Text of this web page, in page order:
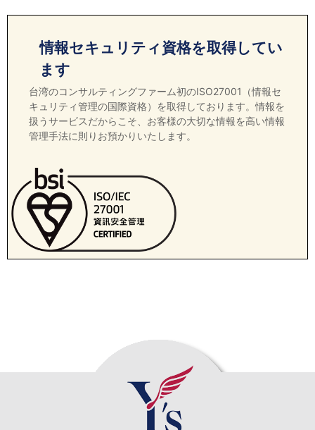
情報セキュリティ資格を取得してい
ます
台湾のコンサルティングファーム初のISO27001（情報セ
キュリティ管理の国際資格）を取得しております。情報を
扱うサービスだからこそ、お客様の大切な情報を高い情報
管理手法に則りお預かりいたします。